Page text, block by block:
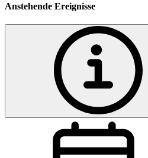
Anstehende Ereignisse